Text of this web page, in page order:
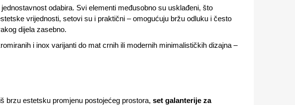
odabira. Svi elementi međusobno su usklađeni, što
vrijednosti, setovi su i praktični – omogućuju bržu odluku i često
dijela zasebno.
i inox varijanti do mat crnih ili modernih minimalističkih dizajna –
brzu estetsku promjenu postojećeg prostora, set galanterije za